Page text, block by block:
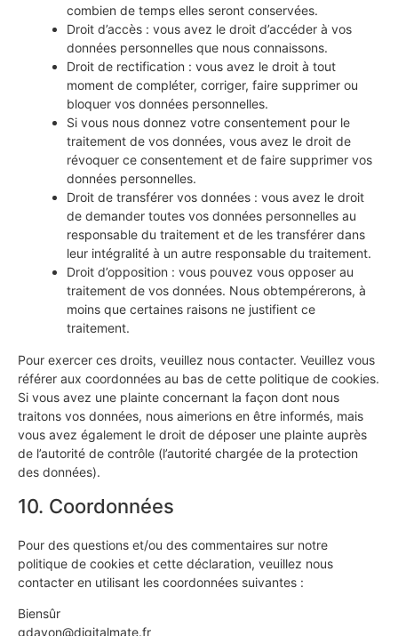
combien de temps elles seront conservées.
Droit d’accès : vous avez le droit d’accéder à vos
données personnelles que nous connaissons.
Droit de rectification : vous avez le droit à tout
moment de compléter, corriger, faire supprimer ou
bloquer vos données personnelles.
Si vous nous donnez votre consentement pour le
traitement de vos données, vous avez le droit de
révoquer ce consentement et de faire supprimer vos
données personnelles.
Droit de transférer vos données : vous avez le droit
de demander toutes vos données personnelles au
responsable du traitement et de les transférer dans
leur intégralité à un autre responsable du traitement.
Droit d’opposition : vous pouvez vous opposer au
traitement de vos données. Nous obtempérerons, à
moins que certaines raisons ne justifient ce
traitement.
Pour exercer ces droits, veuillez nous contacter. Veuillez vous
référer aux coordonnées au bas de cette politique de cookies.
Si vous avez une plainte concernant la façon dont nous
traitons vos données, nous aimerions en être informés, mais
vous avez également le droit de déposer une plainte auprès
de l’autorité de contrôle (l’autorité chargée de la protection
des données).
10. Coordonnées
Pour des questions et/ou des commentaires sur notre
politique de cookies et cette déclaration, veuillez nous
contacter en utilisant les coordonnées suivantes :
Biensûr
gdayon@digitalmate.fr